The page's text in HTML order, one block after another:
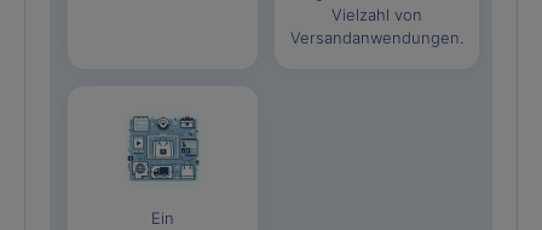
Vielzahl von
Versandanwendungen.
Ein